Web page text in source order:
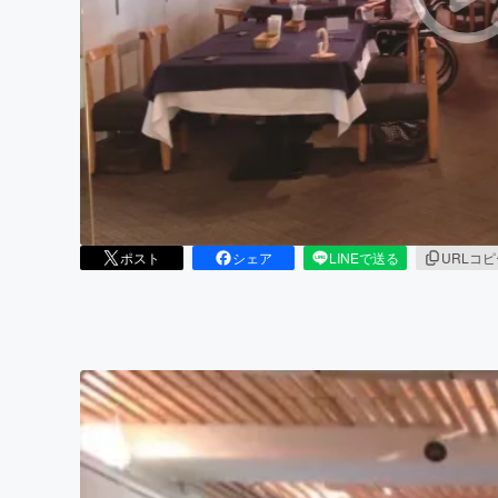
まちづくり・地域活性化
ポスト シェア LINEで送る URLコ